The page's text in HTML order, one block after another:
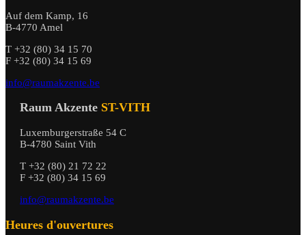
Auf dem Kamp, 16
B-4770 Amel
T +32 (80) 34 15 70
F +32 (80) 34 15 69
info@raumakzente.be
Raum Akzente ST-VITH
Luxemburgerstraße 54 C
B-4780 Saint Vith
T +32 (80) 21 72 22
F +32 (80) 34 15 69
info@raumakzente.be
Heures d'ouvertures